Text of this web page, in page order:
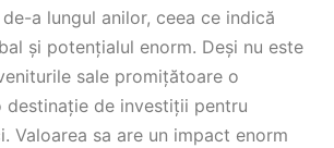
a lungul anilor, ceea ce indică
și potențialul enorm. Deși nu este
sale promițătoare o
de investiții pentru
Valoarea sa are un impact enorm